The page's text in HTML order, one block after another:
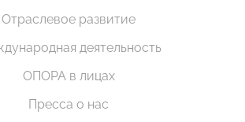
Отраслевое развитие
деятельность
ОПОРА в лицах
Пресса о нас